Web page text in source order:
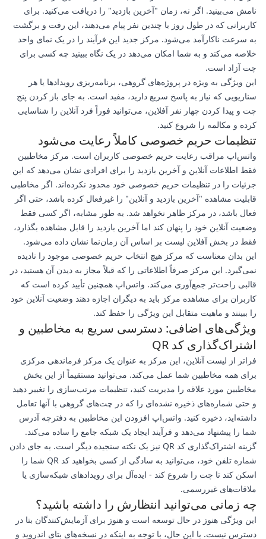
نامش می‌بینید. اگر نه، زمان "آخرین بازدید" را دریافت می‌کنید. برای
کاربرانی که در طول روز با چندین نفر پیام می‌دهند، این رفت و برگشت
به سرعت ناکارآمد می‌شود. مرکز جدید این فرآیند را در یک نمای واحد
خلاصه می‌کند و به شما امکان می‌دهد در یک نگاه ببینید چه کسی برای
چت آزاد است.
این ویژگی به ویژه در پروژه‌های گروهی، برنامه‌ریزی رویدادها یا هر
سناریویی که نیاز به پاسخ سریع دارید، مفید است. به جای باز کردن پنج
چت و پیدا کردن چهار نفر آفلاین، می‌توانید فوراً فرد آنلاین را شناسایی
کرده و مکالمه را شروع کنید.
تنظیمات حریم خصوصی کاملاً رعایت می‌شود
واتس‌اپ مراقب رعایت حریم خصوصی کاربران است. مرکز مخاطبین
فقط اطلاعات آنلاین و آخرین بازدید را برای افرادی نشان می‌دهد که این
جزئیات را در تنظیمات حریم خصوصی خود محدود نکرده‌اند. اگر مخاطبی
قابلیت مشاهده "آخرین بازدید و آنلاین" را غیرفعال کرده باشد، حتی اگر
فعال باشد، در مرکز ظاهر نخواهد شد. به طور مشابه، اگر کسی فقط
وضعیت آنلاین خود را پنهان کند اما آخرین بازدید را قابل مشاهده بگذارد،
فقط در بخش آفلاین لیست بر اساس آن زمان‌نما نشان داده می‌شود.
این بدان معناست که مرکز هیچ انتخاب حریم خصوصی موجود را نادیده
نمی‌گیرد. این مرکز صرفاً اطلاعاتی را که قبلاً مجاز به دیدن آن هستید، در
قالبی راحت‌تر جمع‌آوری می‌کند. واتس‌اپ همچنین تأیید کرده است که
کاربران برای مشاهده مرکز باید به دیگران اجازه دهند وضعیت آنلاین خود
را ببینند و ماهیت متقابل این ویژگی را حفظ کند.
ویژگی‌های اضافی: دسترسی سریع به مخاطبین و
اشتراک‌گذاری کد QR
فراتر از لیست آنلاین، این مرکز به عنوان یک مرکز فرماندهی مرکزی
برای همه مخاطبین شما عمل می‌کند. می‌توانید مستقیماً از این بخش
مخاطبین مورد علاقه را مدیریت کنید، تنظیمات مرتب‌سازی را تغییر دهید
و حتی شماره‌های ذخیره نشده‌ای را که در چت‌های گروهی با آنها تعامل
داشته‌اید، ذخیره کنید. واتس‌اپ افزودن این مخاطبین به دفترچه آدرس
شما را پیشنهاد می‌دهد و فرآیند ایجاد یک شبکه جامع را ساده می‌کند.
گزینه اشتراک‌گذاری کد QR نیز یک نکته سنجیده دیگر است. به جای دادن
شماره تلفن خود، می‌توانید به سادگی از کسی بخواهید کد QR شما را
اسکن کند تا چت را شروع کند - ایده‌آل برای رویدادهای شبکه‌سازی یا
ملاقات‌های غیررسمی.
چه زمانی می‌توانید انتظارش را داشته باشید؟
این ویژگی هنوز در حال توسعه است و هنوز برای آزمایش‌کنندگان بتا در
دسترس نیست. با این حال، با توجه به اینکه در نسخه‌های بتای اندروید و